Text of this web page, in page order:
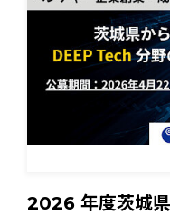
2026 年度茨城